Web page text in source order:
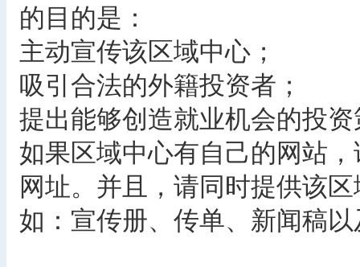
的目的是：
主动宣传该区域中心；
吸引合法的外籍投资者；
提出能够创造就业机会的投
如果区域中心有自己的网站
网址。并且，请同时提供该
如：宣传册、传单、新闻稿